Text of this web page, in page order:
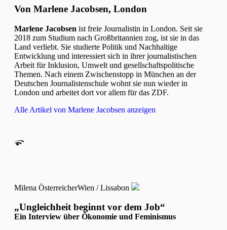
Von Marlene Jacobsen, London
Marlene Jacobsen ist freie Journalistin in London. Seit sie
2018 zum Studium nach Großbritannien zog, ist sie in das
Land verliebt. Sie studierte Politik und Nachhaltige
Entwicklung und interessiert sich in ihrer journalistischen
Arbeit für Inklusion, Umwelt und gesellschaftspolitische
Themen. Nach einem Zwischenstopp in München an der
Deutschen Journalistenschule wohnt sie nun wieder in
London und arbeitet dort vor allem für das ZDF.
Alle Artikel von Marlene Jacobsen anzeigen
Milena ÖsterreicherWien / Lissabon
„Ungleichheit beginnt vor dem Job“
Ein Interview über Ökonomie und Feminismus